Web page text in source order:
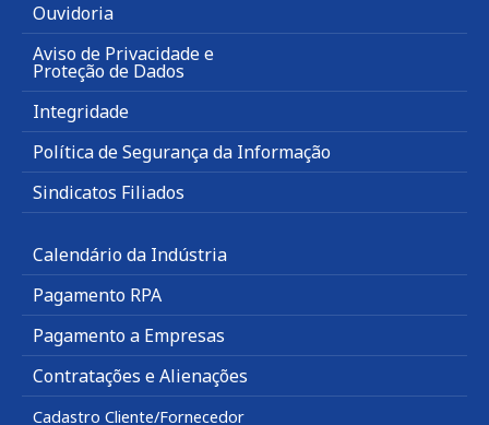
Ouvidoria
Aviso de Privacidade e
Proteção de Dados
Integridade
Política de Segurança da Informação
Sindicatos Filiados
Calendário da Indústria
Pagamento RPA
Pagamento a Empresas
Contratações e Alienações
Cadastro Cliente/Fornecedor